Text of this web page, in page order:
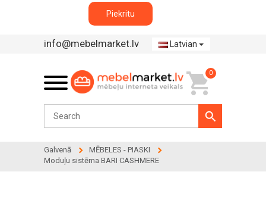
Piekritu
info@mebelmarket.lv Latvian
0
Galvenā
MĒBELES - PIASKI
Moduļu sistēma BARI CASHMERE